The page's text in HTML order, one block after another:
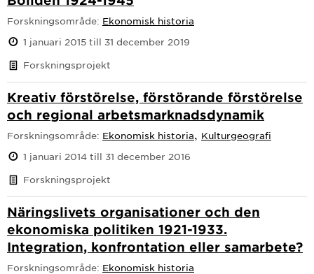
Forskningsområde: Ekonomisk historia
1 januari 2015 till 31 december 2019
Forskningsprojekt
Kreativ förstörelse, förstörande förstörelse
och regional arbetsmarknadsdynamik
Forskningsområde: Ekonomisk historia, Kulturgeografi
1 januari 2014 till 31 december 2016
Forskningsprojekt
Näringslivets organisationer och den
ekonomiska politiken 1921-1933.
Integration, konfrontation eller samarbete?
Forskningsområde: Ekonomisk historia